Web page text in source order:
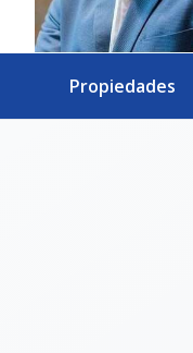
Propiedades